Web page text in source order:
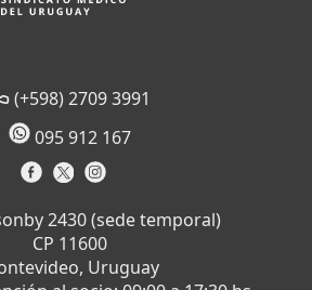
(+598) 2709 3991
095 912 167
2430 (sede temporal)
CP 11600
Uruguay